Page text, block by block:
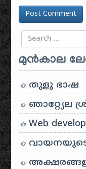
Search for
മുൻകാല
തുളു ഭാഷ
ഞാറ്റ്യേല
Web